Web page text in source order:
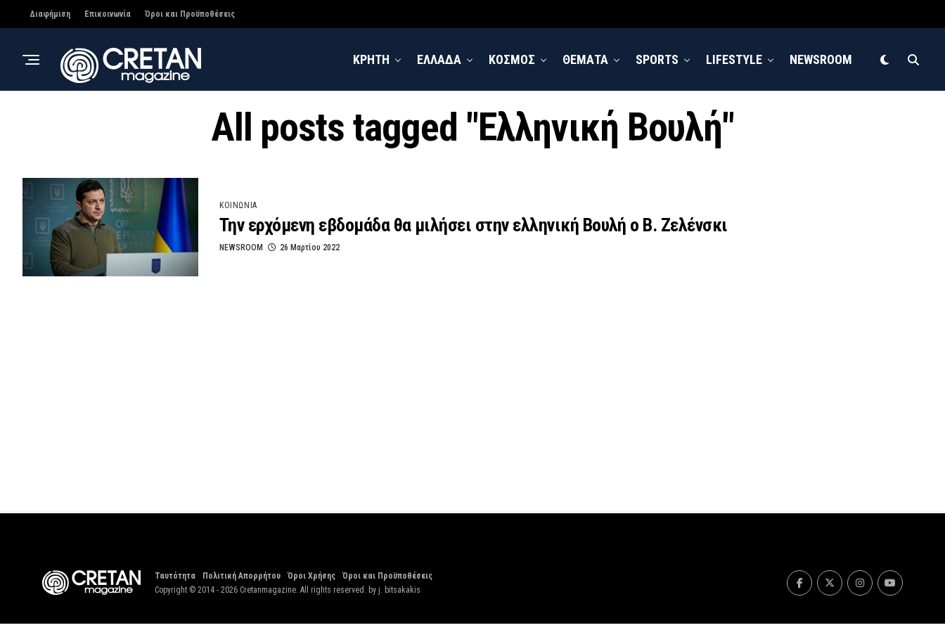
Διαφήμιση Επικοινωνία Όροι και Προϋποθέσεις
ΚΡΗΤΗ ΕΛΛΑΔΑ ΚΟΣΜΟΣ ΘΕΜΑΤΑ SPORTS LIFESTYLE NEWSROOM
All posts tagged "Ελληνική Βουλή"
ΚΟΙΝΩΝΙΑ
Την ερχόμενη εβδομάδα θα μιλήσει στην ελληνική Βουλή ο Β. Ζελένσκι
NEWSROOM 26 Μαρτίου 2022
Ταυτότητα Πολιτική Απορρήτου Όροι Χρήσης
Όροι και Προϋποθέσεις
Copyright © 2014 - 2026 Cretanmagazine. All rights reserved. by j. bitsakakis